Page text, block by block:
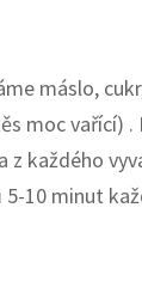
máslo,
moc vařící)
z každého
5-10 minut